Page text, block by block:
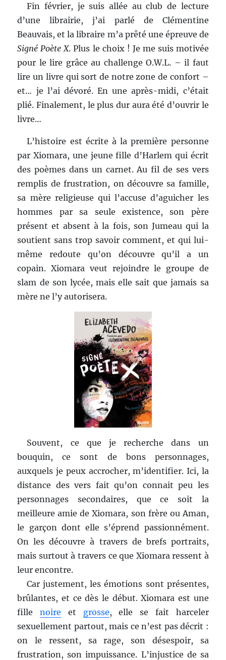
Fin février, je suis allée au club de lecture
d’une librairie, j’ai parlé de Clémentine
Beauvais, et la libraire m’a prêté une épreuve de
Signé Poète X. Plus le choix ! Je me suis motivée
pour le lire grâce au challenge O.W.L. – il faut
lire un livre qui sort de notre zone de confort –
et… je l’ai dévoré. En une après-midi, c’était
plié. Finalement, le plus dur aura été d’ouvrir le
livre…
L’histoire est écrite à la première personne
par Xiomara, une jeune fille d’Harlem qui écrit
des poèmes dans un carnet. Au fil de ses vers
remplis de frustration, on découvre sa famille,
sa mère religieuse qui l’accuse d’aguicher les
hommes par sa seule existence, son père
présent et absent à la fois, son Jumeau qui la
soutient sans trop savoir comment, et qui lui-
même redoute qu’on découvre qu’il a un
copain. Xiomara veut rejoindre le groupe de
slam de son lycée, mais elle sait que jamais sa
mère ne l’y autorisera.
Souvent, ce que je recherche dans un
bouquin, ce sont de bons personnages,
auxquels je peux accrocher, m’identifier. Ici, la
distance des vers fait qu’on connait peu les
personnages secondaires, que ce soit la
meilleure amie de Xiomara, son frère ou Aman,
le garçon dont elle s’éprend passionnément.
On les découvre à travers de brefs portraits,
mais surtout à travers ce que Xiomara ressent à
leur encontre.
Car justement, les émotions sont présentes,
brûlantes, et ce dès le début. Xiomara est une
fillenoire et grosse, elle se fait harceler
sexuellement partout, mais ce n’est pas décrit :
on le ressent, sa rage, son désespoir, sa
frustration, son impuissance. L’injustice de sa